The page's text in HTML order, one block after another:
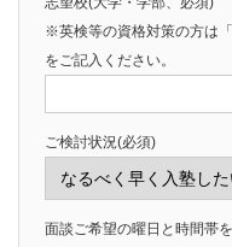
※英検等の資格対策の方は
をご記入ください。
ご検討状況(必須)
面談ご希望の曜日と時間帯